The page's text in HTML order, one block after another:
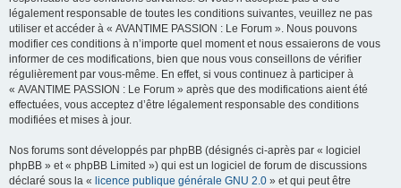
légalement responsable de toutes les conditions suivantes, veuillez ne pas
utiliser et accéder à « AVANTIME PASSION : Le Forum ». Nous pouvons
modifier ces conditions à n’importe quel moment et nous essaierons de vous
informer de ces modifications, bien que nous vous conseillons de vérifier
régulièrement par vous-même. En effet, si vous continuez à participer à
« AVANTIME PASSION : Le Forum » après que des modifications aient été
effectuées, vous acceptez d’être légalement responsable des conditions
modifiées et mises à jour.
Nos forums sont développés par phpBB (désignés ci-après par « logiciel
phpBB » et « phpBB Limited ») qui est un logiciel de forum de discussions
déclaré sous la « licence publique générale GNU 2.0 » et qui peut être